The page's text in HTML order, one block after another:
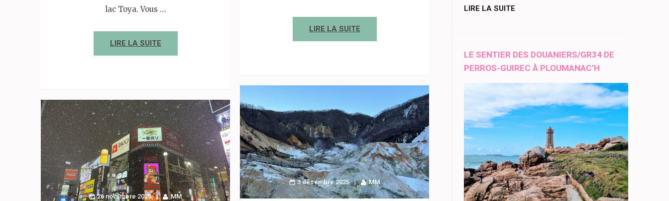
LIRE LA SUITE
lac Toya. Vous …
LIRE LA SUITE
3 décembre 2025 MM
26 novembre 2025 MM
LIRE LA SUITE
LE SENTIER DES DOUANIERS/GR34 DE
PERROS-GUIREC À PLOUMANAC’H